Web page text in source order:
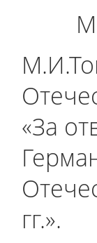
«За
гг.».